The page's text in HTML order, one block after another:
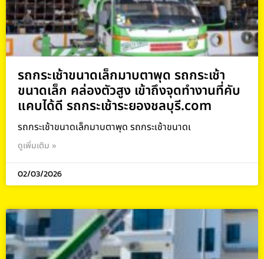
รถกระเช้าขนาดเล็กมาบตาพุด รถกระเช้า
ขนาดเล็ก คล่องตัวสูง เข้าถึงจุดทำงานที่คับ
แคบได้ดี รถกระเช้าระยองชลบุรี.com
รถกระเช้าขนาดเล็กมาบตาพุด รถกระเช้าขนาดเ
ดูเพิ่มเติม »
02/03/2026